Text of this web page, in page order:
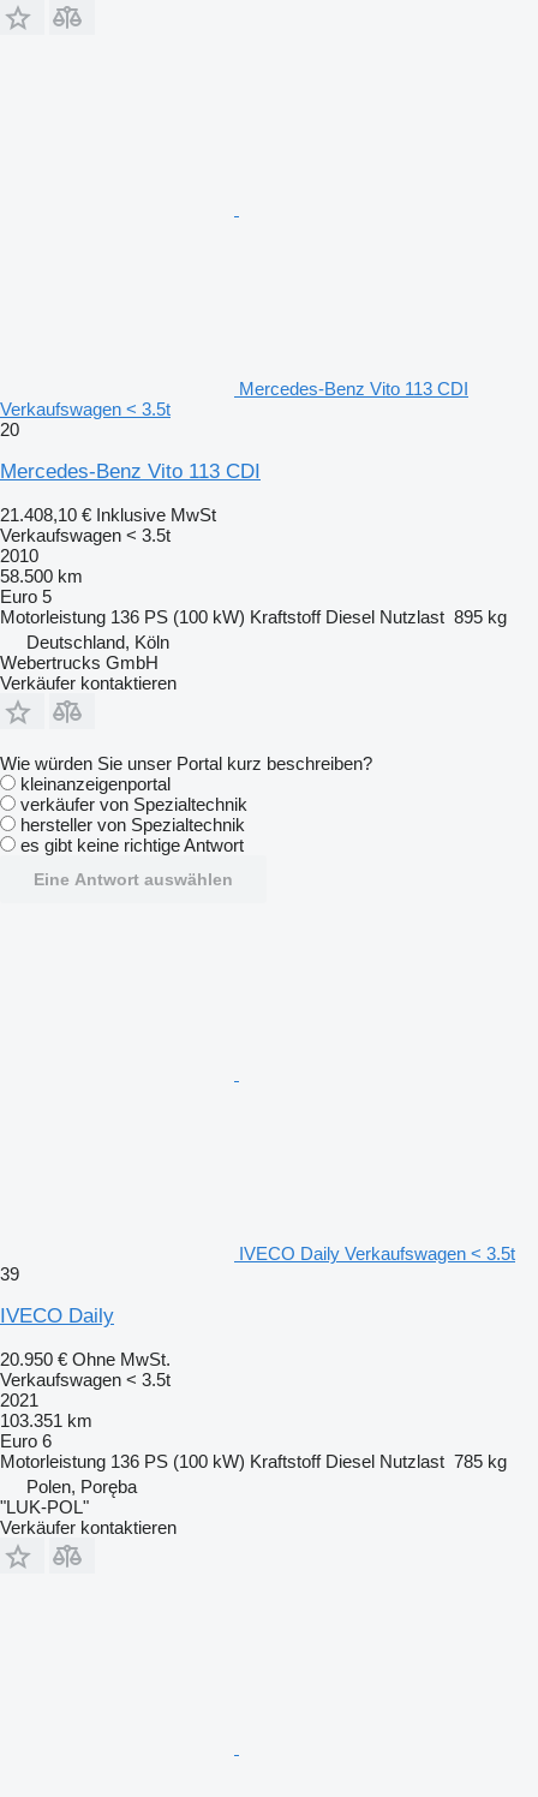
Mercedes-Benz Vito 113 CDI
Verkaufswagen < 3.5t
20
Mercedes-Benz Vito 113 CDI
21.408,10 € Inklusive MwSt
Verkaufswagen < 3.5t
2010
58.500 km
Euro 5
Motorleistung 136 PS (100 kW) Kraftstoff Diesel Nutzlast 895 kg
Deutschland, Köln
Webertrucks GmbH
Verkäufer kontaktieren
Wie würden Sie unser Portal kurz beschreiben?
kleinanzeigenportal
verkäufer von Spezialtechnik
hersteller von Spezialtechnik
es gibt keine richtige Antwort
Eine Antwort auswählen
IVECO Daily Verkaufswagen < 3.5t
39
IVECO Daily
20.950 € Ohne MwSt.
Verkaufswagen < 3.5t
2021
103.351 km
Euro 6
Motorleistung 136 PS (100 kW) Kraftstoff Diesel Nutzlast 785 kg
Polen, Poręba
"LUK-POL"
Verkäufer kontaktieren